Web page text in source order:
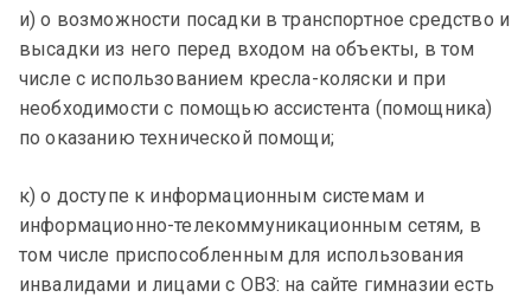
и) о возможности посадки в транспортное средство и
высадки из него перед входом на объекты, в том
числе с использованием кресла-коляски и при
необходимости с помощью ассистента (помощника)
по оказанию технической помощи;
к) о доступе к информационным системам и
информационно-телекоммуникационным сетям, в
том числе приспособленным для использования
инвалидами и лицами с ОВЗ: на сайте гимназии есть